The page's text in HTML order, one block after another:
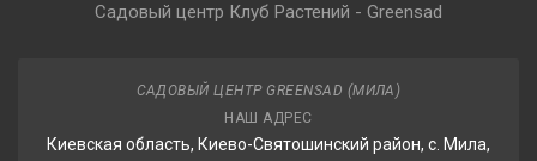
Садовый центр Клуб Растений - Greensad
САДОВЫЙ ЦЕНТР GREENSAD (МИЛА)
НАШ АДРЕС
Киевская область, Киево-Святошинский район, с. Мила,